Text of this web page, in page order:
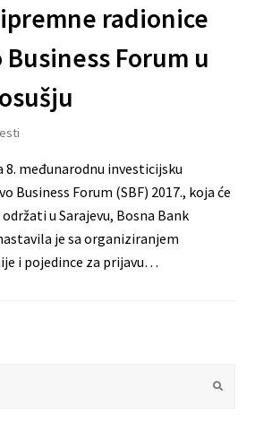
radionice
Business Forum u
8. međunarodnu investicijsku
Business Forum (SBF) 2017., koja će
održati u Sarajevu, Bosna Bank
je sa organiziranjem
i pojedince za prijavu…
Submit